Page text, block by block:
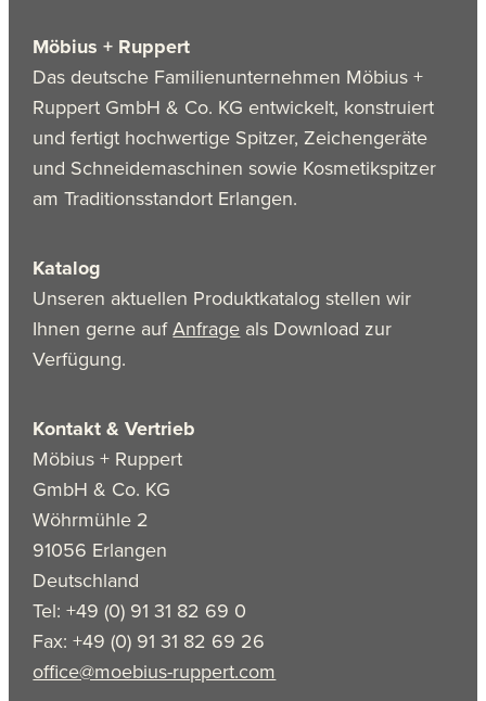
Möbius + Ruppert
Das deutsche Familienunternehmen Möbius +
Ruppert GmbH & Co. KG entwickelt, konstruiert
und fertigt hochwertige Spitzer, Zeichengeräte
und Schneidemaschinen sowie Kosmetikspitzer
am Traditionsstandort Erlangen.
Katalog
Unseren aktuellen Produktkatalog stellen wir
Ihnen gerne aufAnfrage als Download zur
Verfügung.
Kontakt & Vertrieb
Möbius + Ruppert
GmbH & Co. KG
Wöhrmühle 2
91056 Erlangen
Deutschland
Tel: +49 (0) 91 31 82 69 0
Fax: +49 (0) 91 31 82 69 26
office@moebius-ruppert.com